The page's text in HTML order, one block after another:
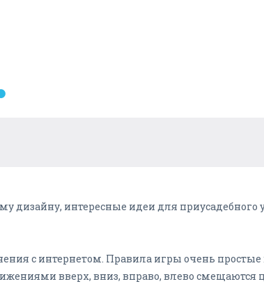
дизайну, интересные идеи для приусадебного
с интернетом. Правила игры очень
вверх, вниз, вправо, влево смещаются